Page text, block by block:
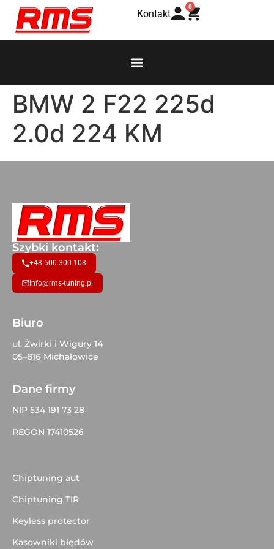
Kontakt
0
BMW 2 F22 225d
2.0d 224 KM
Szybki kontakt:
+48 500 300 108
info@rms-tuning.pl
Biuro
ul. Żwirki i Wigury 14
05–816 Michałowice
Dane firmy
NIP 534 191 73 28
REGON 17410526
Chiptuning aut
Chiptuning TIR
Keyless protector
Kasowniki błędów